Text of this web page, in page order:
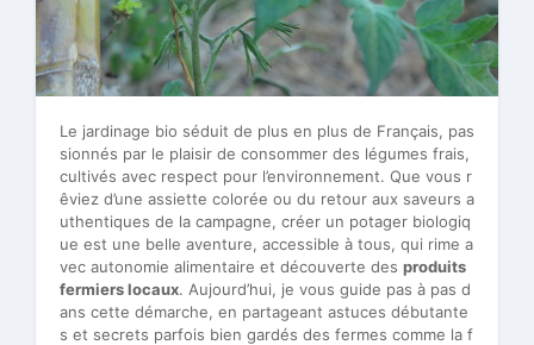
Le jardinage bio séduit de plus en plus de Français, pas
sionnés par le plaisir de consommer des légumes frais,
cultivés avec respect pour l’environnement. Que vous r
êviez d’une assiette colorée ou du retour aux saveurs a
uthentiques de la campagne, créer un potager biologiq
ue est une belle aventure, accessible à tous, qui rime a
vec autonomie alimentaire et découverte des produits
fermiers locaux. Aujourd’hui, je vous guide pas à pas d
ans cette démarche, en partageant astuces débutante
s et secrets parfois bien gardés des fermes comme la f